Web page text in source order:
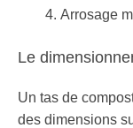
Arrosage
Le
Un tas de
des dimensions